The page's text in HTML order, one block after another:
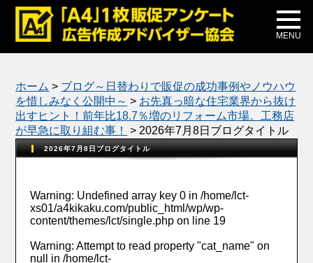
MENU
メディア掲載
公式ブログ
ホーム > ブログ～日替わりで販促の成功事例やノウハウ
を惜しみなく公開中～ > お先真っ暗な住宅業界から抜け
出すヒント！前年比18.7％増のリフォーム市場。工務店
が早急に取り組む事！
> 2026年7月8日ブログタイトル
2026年7月8日ブログタイトル
Warning: Undefined array key 0 in/home/lct-
xs01/a4kikaku.com/public_html/wp/wp-
content/themes/lct/single.php on line 19
Warning: Attempt to read property "cat_name" on
null in/home/lct-